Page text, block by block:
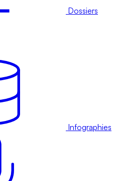
Dossiers
Infographies